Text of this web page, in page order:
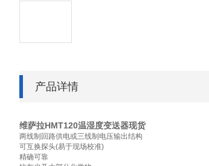
产品详情
维萨拉HMT120温湿度变送器现货
两线制回路供电或三线制电压输出结构
可互换探头(易于现场校准)
精确可靠